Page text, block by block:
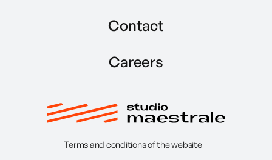
Contact
Careers
Terms and conditions of the website